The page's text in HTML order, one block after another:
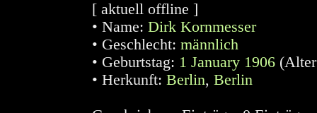
[ aktuell offline ]
• Name: Dirk Kornmesser
• Geschlecht: männlich
• Geburtstag: 1 January 1906
• Herkunft: Berlin, Berlin